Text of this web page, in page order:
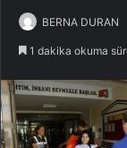
BERNA DURAN
1 dakika okuma